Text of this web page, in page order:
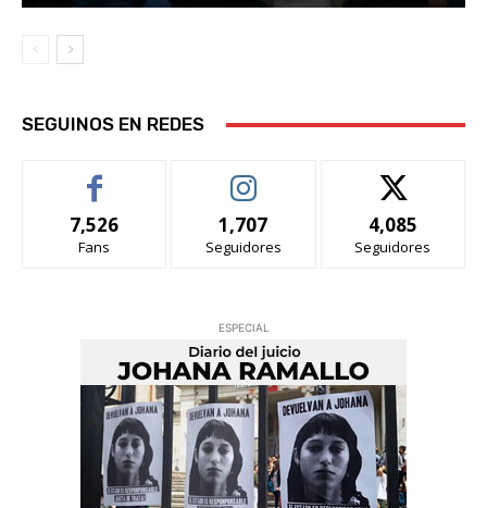
SEGUINOS EN REDES
7,526
Fans
1,707
Seguidores
4,085
Seguidores
ESPECIAL